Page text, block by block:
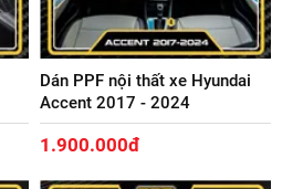
Dán PPF nội thất xe Hyundai
Accent 2017 - 2024
1.900.000đ